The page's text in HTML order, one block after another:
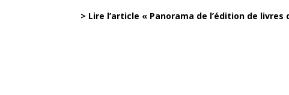
> Lire l’article « Panorama de l’édition de